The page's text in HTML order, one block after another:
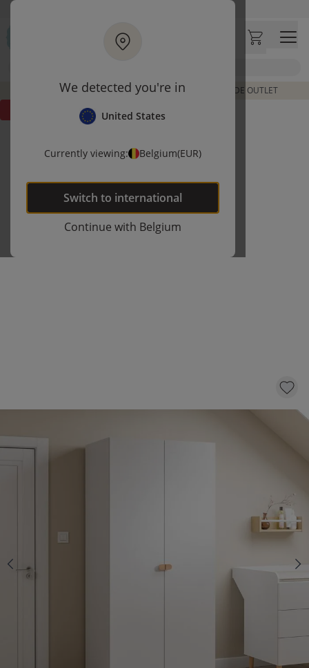
We detected you're in
United States
Currently viewing: Belgium(EUR)
Switch to international
Continue with Belgium
Ga naar hoofdinhoud
Klantbeoordelingen
DE LAATSTE ITEMS UIT VORIGE COLLECTIES | SHOP DE OUTLET
350,-
Veilig afrekenen met verschillende